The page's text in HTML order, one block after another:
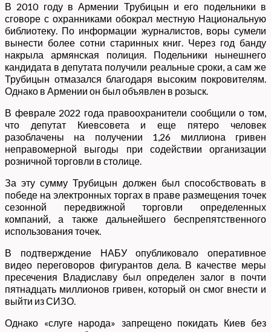
В 2010 году в Армении Трубицын и его подельники в
сговоре с охранниками обокрал местную Национальную
библиотеку. По информации журналистов, воры сумели
вынести более сотни старинных книг. Через год банду
накрыла армянская полиция. Подельники нынешнего
кандидата в депутата получили реальные сроки, а сам же
Трубицын отмазался благодаря высоким покровителям.
Однако в Армении он был объявлен в розыск.
В феврале 2022 года правоохранители сообщили о том,
что депутат Киевсовета и еще пятеро человек
разоблачены на получении 1,26 миллиона гривен
неправомерной выгоды при содействии организации
розничной торговли в столице.
За эту сумму Трубицын должен был способствовать в
победе на электронных торгах в праве размещения точек
сезонной передвижной торговли определенных
компаний, а также дальнейшего беспрепятственного
использования точек.
В подтверждение НАБУ опубликовало оперативное
видео переговоров фигурантов дела. В качестве меры
пресечения Владиславу был определен залог в почти
пятнадцать миллионов гривен, который он смог внести и
выйти из СИЗО.
Однако «слуге народа» запрещено покидать Киев без